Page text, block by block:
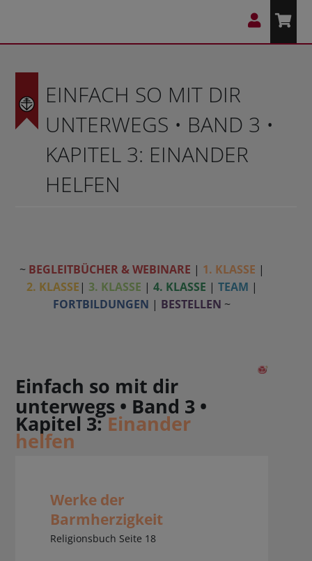
EINFACH SO MIT DIR
UNTERWEGS • BAND 3 •
KAPITEL 3: EINANDER
HELFEN
~ BEGLEITBÜCHER & WEBINARE | 1. KLASSE |
2. KLASSE | 3. KLASSE | 4. KLASSE | TEAM |
FORTBILDUNGEN | BESTELLEN ~
Einfach so mit dir
unterwegs • Band 3 •
Kapitel 3:Einander
helfen
Werke der
Barmherzigkeit
Religionsbuch Seite 18